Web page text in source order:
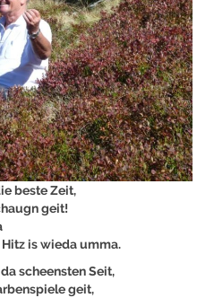
beste Zeit,
geit!
is wieda umma.
scheensten Seit,
geit,